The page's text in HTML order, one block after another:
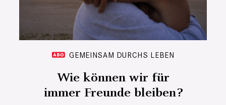
GEMEINSAM DURCHS LEBEN
Wie können wir für
immer Freunde bleiben?